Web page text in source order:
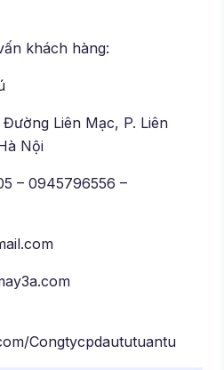
khách hàng:
Liên Mạc, P. Liên
Nội
– 0945796556 –
Congtycpdaututuantu